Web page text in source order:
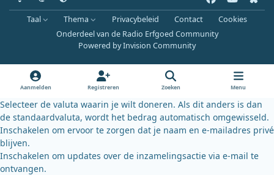
a
c
e
o
k
o
u
b
l
u
k
y
Taal Thema Privacybeleid Contact
Cookies
Onderdeel van de Radio Erfgoed Community
Powered byInvision Community
Aanmelden Registreren Zoeken Menu
Selecteer de valuta waarin je wilt doneren. Als dit anders is dan
de standaardvaluta, wordt het bedrag automatisch omgewisseld.
Inschakelen om ervoor te zorgen dat je naam en e-mailadres privé
blijven.
Inschakelen om updates over de inzamelingsactie via e-mail te
ontvangen.